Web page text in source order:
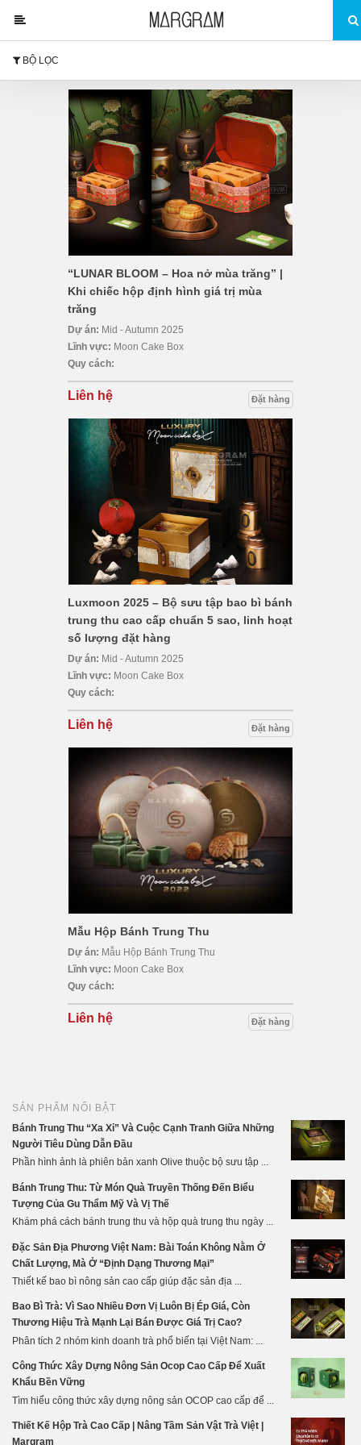
BỘ LỌC
“LUNAR BLOOM – Hoa nở mùa trăng” |
Khi chiếc hộp định hình giá trị mùa
trăng
Dự án: Mid - Autumn 2025
Lĩnh vực: Moon Cake Box
Quy cách:
Liên hệ Đặt hàng
Luxmoon 2025 – Bộ sưu tập bao bì bánh
trung thu cao cấp chuẩn 5 sao, linh hoạt
số lượng đặt hàng
Dự án: Mid - Autumn 2025
Lĩnh vực: Moon Cake Box
Quy cách:
Liên hệ Đặt hàng
Mẫu Hộp Bánh Trung Thu
Dự án: Mẫu Hộp Bánh Trung Thu
Lĩnh vực: Moon Cake Box
Quy cách:
Liên hệ Đặt hàng
SẢN PHẨM NỔI BẬT
Bánh Trung Thu “Xa Xỉ” Và Cuộc Cạnh Tranh Giữa Những
Người Tiêu Dùng Dẫn Đầu
Phần hình ảnh là phiên bản xanh Olive thuộc bộ sưu tập ...
Bánh Trung Thu: Từ Món Quà Truyền Thống Đến Biểu
Tượng Của Gu Thẩm Mỹ Và Vị Thế
Khám phá cách bánh trung thu và hộp quà trung thu ngày ...
Đặc Sản Địa Phương Việt Nam: Bài Toán Không Nằm Ở
Chất Lượng, Mà Ở “Định Dạng Thương Mại”
Thiết kế bao bì nông sản cao cấp giúp đặc sản địa ...
Bao Bì Trà: Vì Sao Nhiều Đơn Vị Luôn Bị Ép Giá, Còn
Thương Hiệu Trà Mạnh Lại Bán Được Giá Trị Cao?
Phân tích 2 nhóm kinh doanh trà phổ biến tại Việt Nam: ...
Công Thức Xây Dựng Nông Sản Ocop Cao Cấp Để Xuất
Khẩu Bền Vững
Tìm hiểu công thức xây dựng nông sản OCOP cao cấp để ...
Thiết Kế Hộp Trà Cao Cấp | Nâng Tầm Sản Vật Trà Việt |
Margram